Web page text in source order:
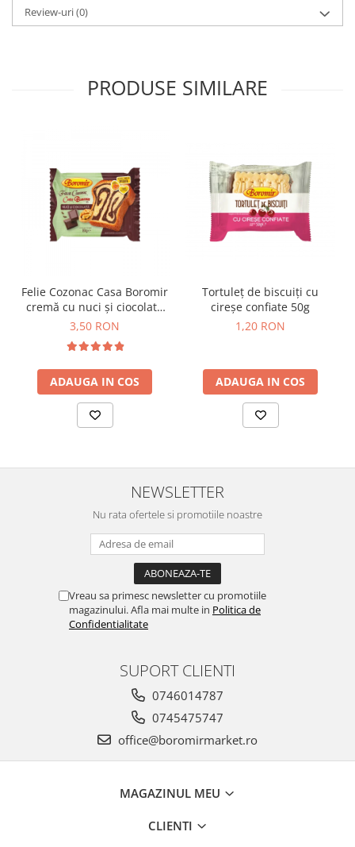
Produse congelate
Baton Cookie congelat
Fursecuri vrac
Congelate brutarie
Cadouri
Pachete Cadou
Vinuri Casa Isarescu
Accesorii Boromir
Dulciurile Feleacul
Halva
Nuga
Review-uri(0)
PRODUSE SIMILARE
Felie Cozonac Casa Boromir
cremă cu nuci și ciocolată
80g
3,50 RON
ADAUGA IN COS
Tortuleț de biscuiți cu
cireșe confiate 50g
1,20 RON
ADAUGA IN COS
NEWSLETTER
Nu rata ofertele si promotiile noastre
Vreau sa primesc newsletter cu promotiile
magazinului. Afla mai multe in Politica de
Confidentialitate
SUPORT CLIENTI
0746014787
0745475747
office@boromirmarket.ro
MAGAZINUL MEU
CLIENTI